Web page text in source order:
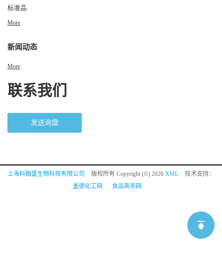
标准品
More
新闻动态
More
联系我们
发送询盘
上海科翰盛生物科技有限公司 版权所有 Copyright (©) 2026 XML
技术支持：
盖德化工网
食品商务网